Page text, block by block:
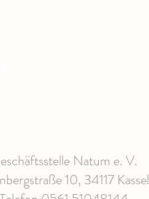
Natum e. V.
10, 34117 Kassel